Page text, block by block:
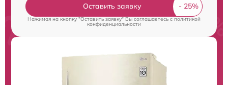
Оставить заявку
Нажимая на кнопку "Оставить заявку" Вы соглашаетесь cполитикой
конфиденциальности